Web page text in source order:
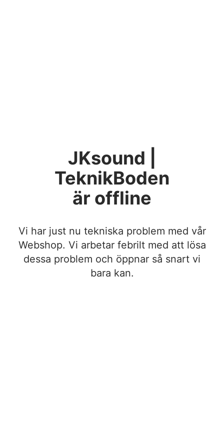
JKsound |
TeknikBoden
är offline
Vi har just nu tekniska problem med vår
Webshop. Vi arbetar febrilt med att lösa
dessa problem och öppnar så snart vi
bara kan.